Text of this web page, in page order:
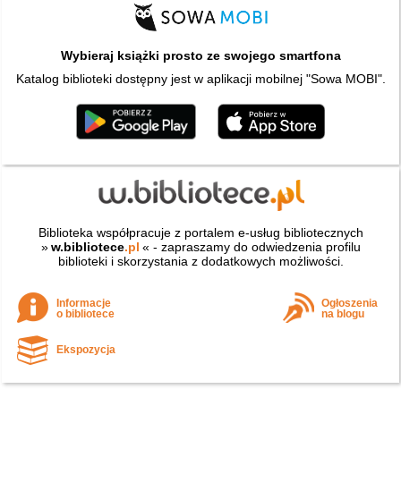
Wybieraj książki prosto ze swojego smartfona
Katalog biblioteki dostępny jest w aplikacji mobilnej "Sowa MOBI".
Biblioteka współpracuje z portalem e-usług bibliotecznych
» w.bibliotece.pl « - zapraszamy do odwiedzenia profilu
biblioteki i skorzystania z dodatkowych możliwości.
Informacje
o bibliotece
Ogłoszenia
na blogu
Ekspozycja